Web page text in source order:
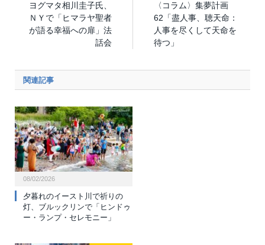
ヨグマタ相川圭子氏、
ＮＹで「ヒマラヤ聖者
が語る幸福への扉」法
話会
〈コラム〉集夢計画
62「盡人事、聴天命：
人事を尽くして天命を
待つ」
関連記事
08/02/2026
夕暮れのイースト川で祈りの
灯、ブルックリンで「ヒンドゥ
ー・ランプ・セレモニー」